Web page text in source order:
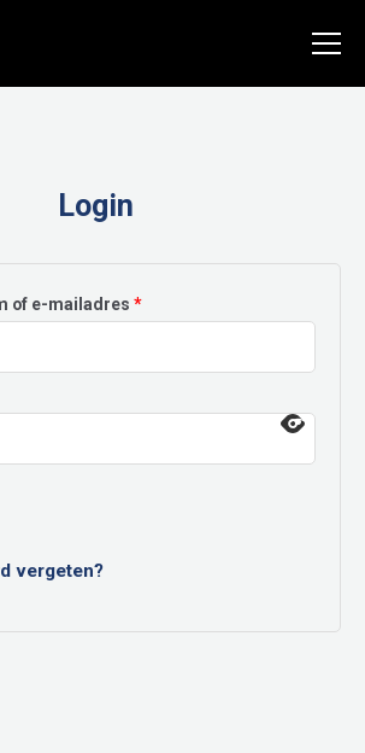
Login
of e-mailadres *Vereist
vergeten?